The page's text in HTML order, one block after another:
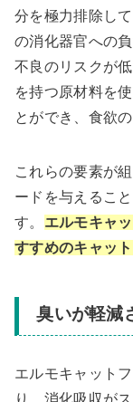
分を極力排除し
の消化器官への
不良のリスクが
を持つ原材料を
とができ、食欲
これらの要素が
ードを与えるこ
す。 エルモキャ
すすめのキャッ
臭いが軽減
エルモキャット